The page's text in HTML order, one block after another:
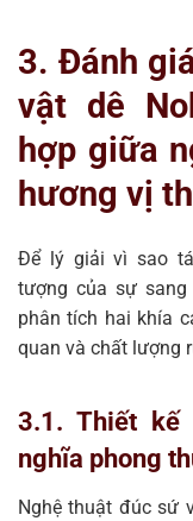
3. Đánh
vật dê
hợp giữa
hương vị
Để lý giải vì sao
tượng của sự
phân tích hai khía
quan và chất lượng
3.1. Thiết kế
nghĩa phong
Nghệ thuật đúc sứ